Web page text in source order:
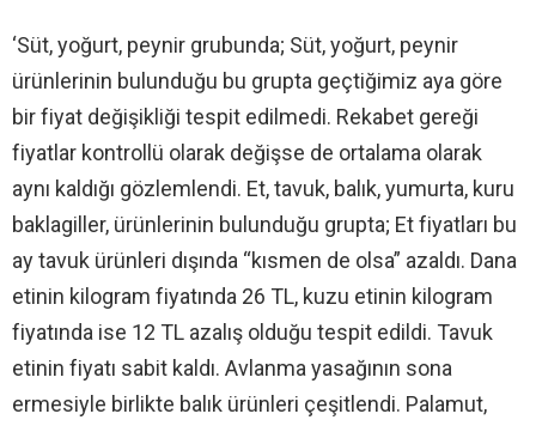
‘Süt, yoğurt, peynir grubunda; Süt, yoğurt, peynir
ürünlerinin bulunduğu bu grupta geçtiğimiz aya göre
bir fiyat değişikliği tespit edilmedi. Rekabet gereği
fiyatlar kontrollü olarak değişse de ortalama olarak
aynı kaldığı gözlemlendi. Et, tavuk, balık, yumurta, kuru
baklagiller, ürünlerinin bulunduğu grupta; Et fiyatları bu
ay tavuk ürünleri dışında “kısmen de olsa” azaldı. Dana
etinin kilogram fiyatında 26 TL, kuzu etinin kilogram
fiyatında ise 12 TL azalış olduğu tespit edildi. Tavuk
etinin fiyatı sabit kaldı. Avlanma yasağının sona
ermesiyle birlikte balık ürünleri çeşitlendi. Palamut,